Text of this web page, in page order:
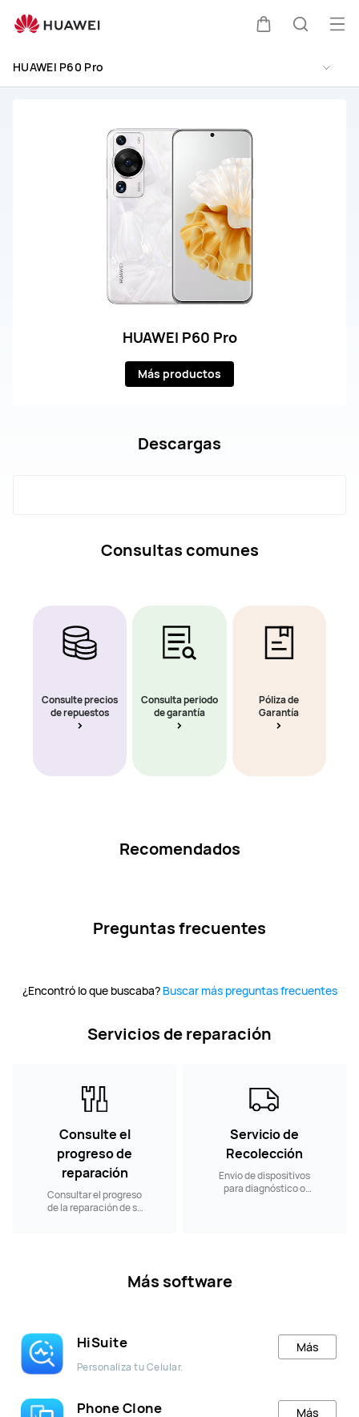
P60
Soporte
HUAWEI P60 Pro
HUAWEI P60 Pro
Más productos
Descargas
Consultas comunes
Consulte precios
de repuestos
Consulta periodo
de garantía
Póliza de
Garantía
Recomendados
Preguntas frecuentes
¿Encontró lo que buscaba? Buscar más preguntas frecuentes
Servicios de reparación
Consulte el
progreso de
reparación
Consultar el progreso
de la reparación de su
Servicio de
Recolección
Envio de dispositivos
para diagnóstico o
Más software
HiSuite
Personaliza tu Celular.
Más
Phone Clone Más